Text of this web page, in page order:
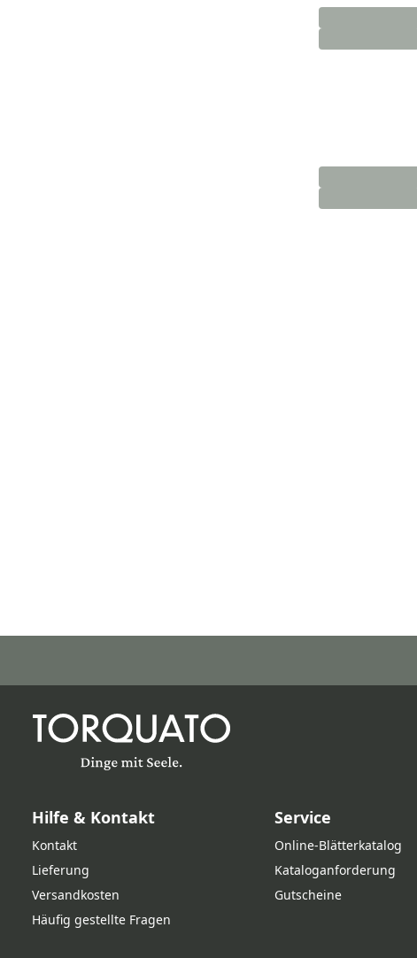
Hilfe & Kontakt
Kontakt
Lieferung
Versandkosten
Häufig gestellte Fragen
Service
Online‑Blätterkatalog
Kataloganforderung
Gutscheine